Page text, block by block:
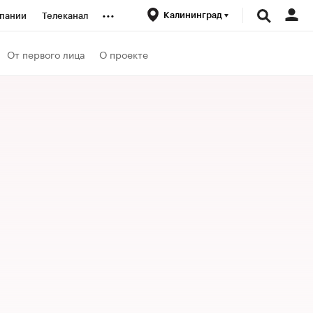
Телеканал ... Калининград
От первого лица О проекте